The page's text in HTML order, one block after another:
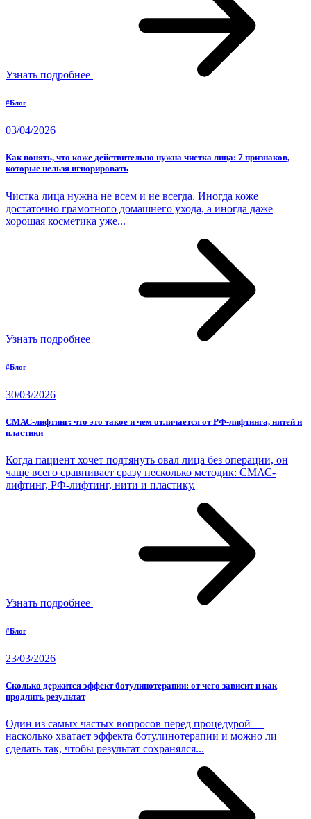
Узнать подробнее
#Блог
03/04/2026
Как понять, что коже действительно нужна чистка лица: 7 признаков,
которые нельзя игнорировать
Чистка лица нужна не всем и не всегда. Иногда коже
достаточно грамотного домашнего ухода, а иногда даже
хорошая косметика уже...
Узнать подробнее
#Блог
30/03/2026
СМАС-лифтинг: что это такое и чем отличается от РФ-лифтинга, нитей и
пластики
Когда пациент хочет подтянуть овал лица без операции, он
чаще всего сравнивает сразу несколько методик: СМАС-
лифтинг, РФ-лифтинг, нити и пластику.
Узнать подробнее
#Блог
23/03/2026
Сколько держится эффект ботулинотерапии: от чего зависит и как
продлить результат
Один из самых частых вопросов перед процедурой —
насколько хватает эффекта ботулинотерапии и можно ли
сделать так, чтобы результат сохранялся...